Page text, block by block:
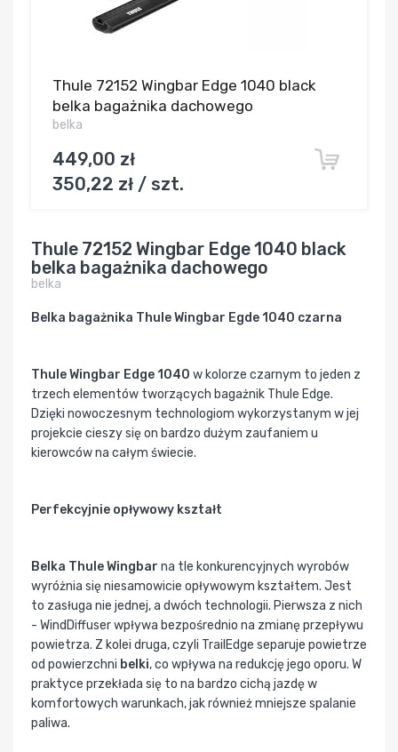
Thule 72152 Wingbar Edge 1040 black
belka bagażnika dachowego
belka
449,00 zł
350,22 zł / szt.
Thule 72152 Wingbar Edge 1040 black
belka bagażnika dachowego
belka
Belka bagażnika Thule Wingbar Egde 1040 czarna
Thule Wingbar Edge 1040 w kolorze czarnym to jeden z
trzech elementów tworzących bagażnik Thule Edge.
Dzięki nowoczesnym technologiom wykorzystanym w jej
projekcie cieszy się on bardzo dużym zaufaniem u
kierowców na całym świecie.
Perfekcyjnie opływowy kształt
Belka Thule Wingbar na tle konkurencyjnych wyrobów
wyróżnia się niesamowicie opływowym kształtem. Jest
to zasługa nie jednej, a dwóch technologii. Pierwsza z nich
- WindDiffuser wpływa bezpośrednio na zmianę przepływu
powietrza. Z kolei druga, czyli TrailEdge separuje powietrze
od powierzchni belki, co wpływa na redukcję jego oporu. W
praktyce przekłada się to na bardzo cichą jazdę w
komfortowych warunkach, jak również mniejsze spalanie
paliwa.